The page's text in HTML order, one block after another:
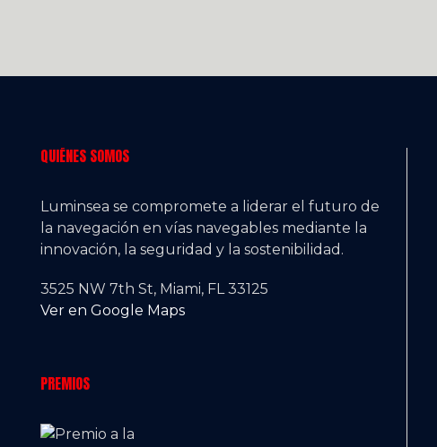
QUIÉNES SOMOS
Luminsea se compromete a liderar el futuro de
la navegación en vías navegables mediante la
innovación, la seguridad y la sostenibilidad.
3525 NW 7th St, Miami, FL 33125
Ver en Google Maps
PREMIOS